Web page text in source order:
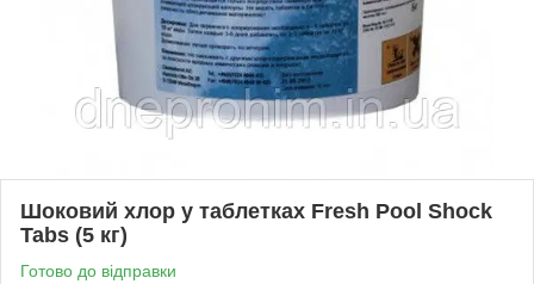
Шоковий хлор у таблетках Fresh Pool Shock
Tabs (5 кг)
Готово до відправки